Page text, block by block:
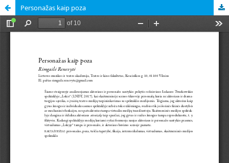
Personažas kaip poza